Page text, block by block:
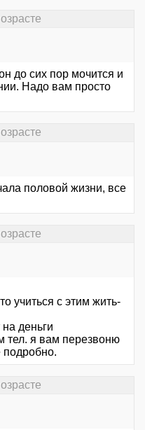
до сих пор мочится и
Надо вам просто
половой жизни, все
учиться с этим жить-
деньги
тел. я вам перезвоню
подробно.